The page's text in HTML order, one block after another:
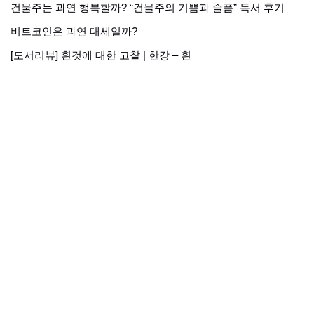
건물주는 과연 행복할까? “건물주의 기쁨과 슬픔” 독서 후기
비트코인은 과연 대세일까?
[도서리뷰] 흰것에 대한 고찰 | 한강 – 흰